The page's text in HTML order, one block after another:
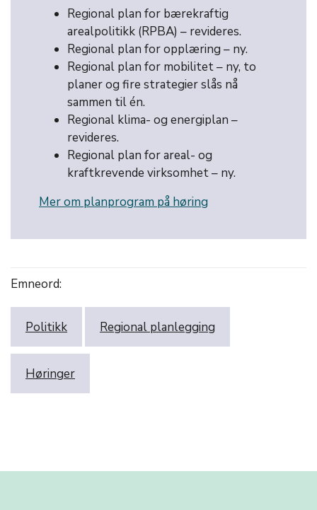
Regional plan for bærekraftig
arealpolitikk (RPBA) – revideres.
Regional plan for opplæring – ny.
Regional plan for mobilitet – ny, to
planer og fire strategier slås nå
sammen til én.
Regional klima- og energiplan –
revideres.
Regional plan for areal- og
kraftkrevende virksomhet – ny.
Mer om planprogram på høring
Emneord:
Politikk Regional planlegging
Høringer